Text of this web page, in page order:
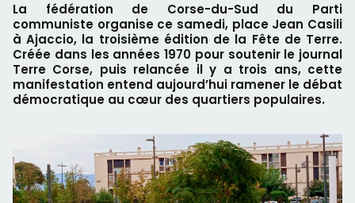
La fédération de Corse-du-Sud du Parti
communiste organise ce samedi, place Jean Casili
à Ajaccio, la troisième édition de la Fête de Terre.
Créée dans les années 1970 pour soutenir le journal
Terre Corse, puis relancée il y a trois ans, cette
manifestation entend aujourd’hui ramener le débat
démocratique au cœur des quartiers populaires.